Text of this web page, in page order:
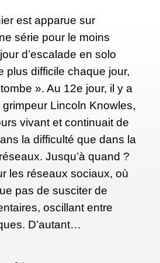
un short, un t-shirt et un
portera des chaussons La
pour l’ascension. Il
de TC Pro entièrement jaunes,
plus tendre adaptée au verre et
et des Skwama, plus
l’adhérence sur les
joue aussi un rôle
de 360 mètres du sol,
est apparue sur
série pour le moins
d’escalade en solo
plus difficile chaque jour,
». Au 12e jour, il y a
Lincoln Knowles,
vivant et continuait de
la difficulté que dans la
Jusqu’à quand ?
les réseaux sociaux, où
pas de susciter de
oscillant entre
D’autant…